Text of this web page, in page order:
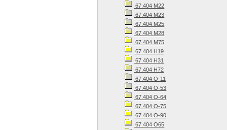
67.404 М22
67.404 М23
67.404 М25
67.404 М28
67.404 М75
67.404 Н19
67.404 Н31
67.404 Н72
67.404 О-11
67.404 О-53
67.404 О-64
67.404 О-75
67.404 О-90
67.404 О65